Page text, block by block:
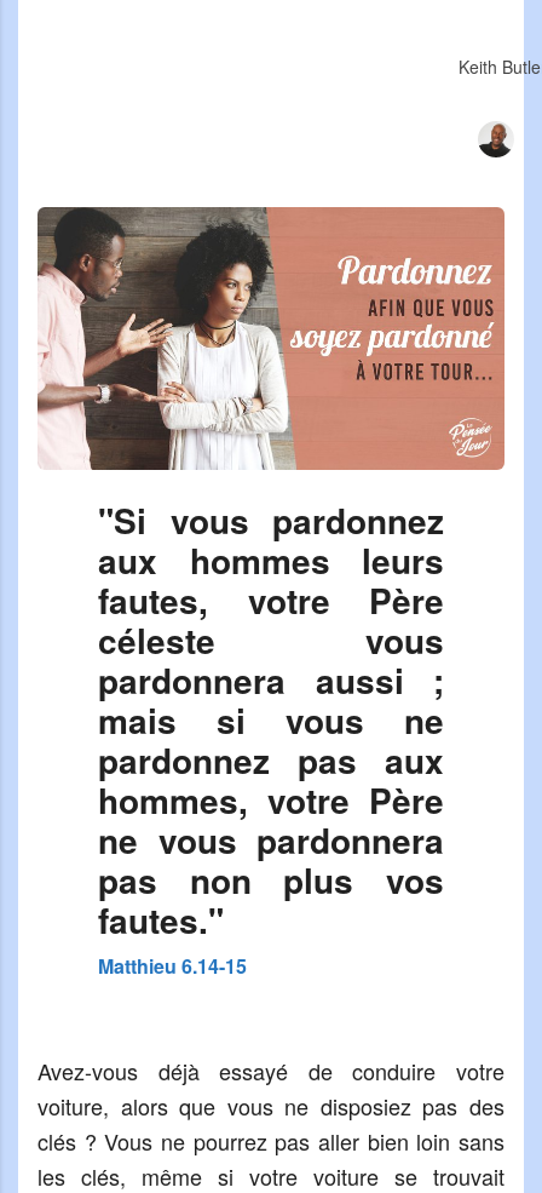
Keith
"Si vous pardonnez
aux hommes leurs
fautes, votre Père
céleste vous
pardonnera aussi ;
mais si vous ne
pardonnez pas aux
hommes, votre Père
ne vous pardonnera
pas non plus vos
fautes."
Matthieu 6.14-15
Avez-vous déjà essayé de conduire votre
voiture, alors que vous ne disposiez pas des
clés ? Vous ne pourrez pas aller bien loin sans
les clés, même si votre voiture se trouvait